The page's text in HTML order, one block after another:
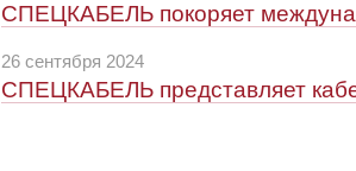
СПЕЦКАБЕЛЬ покоряет
26 сентября 2024
СПЕЦКАБЕЛЬ представляет